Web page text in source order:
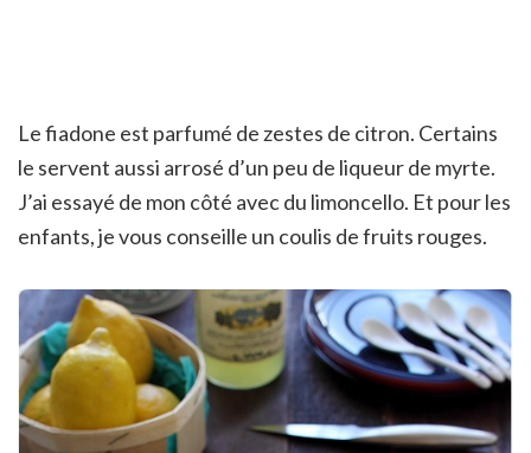
Le fiadone est parfumé de zestes de citron. Certains
le servent aussi arrosé d’un peu de liqueur de myrte.
J’ai essayé de mon côté avec du limoncello. Et pour les
enfants, je vous conseille un coulis de fruits rouges.